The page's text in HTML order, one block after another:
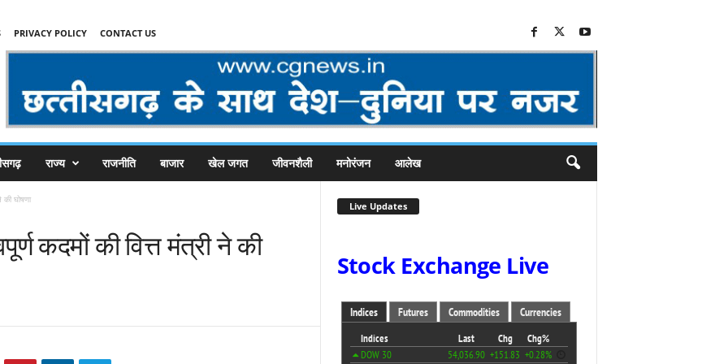
PRIVACY POLICY CONTACT US
राज्य राजनीति बाजार खेल जगत जीवनशैली मनोरंजन आलेख
घोषणा
कदमों की वित्त मंत्री ने की
Live Updates
Stock Exchange Live